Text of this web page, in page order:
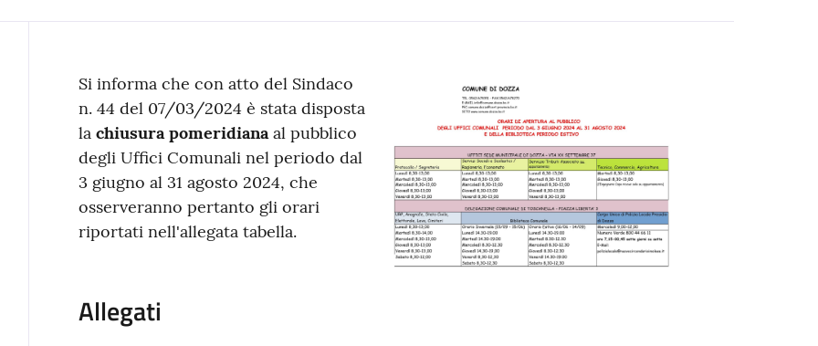
Contenuto
Si informa che con atto del Sindaco
n. 44 del 07/03/2024 è stata disposta
la chiusura pomeridianaal pubblico
degli Uffici Comunali nel periodo dal
3 giugno al 31 agosto 2024, che
osserveranno pertanto gli orari
riportati nell'allegata tabella.
Allegati